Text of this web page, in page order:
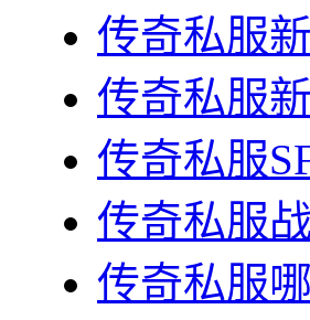
传奇私服
传奇私服
传奇私服
传奇私服
传奇私服